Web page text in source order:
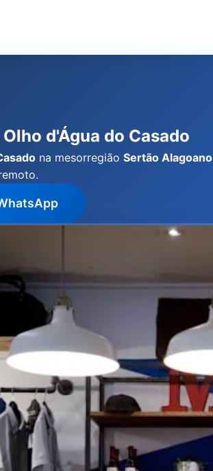
d'Água do Casado
na mesorregião Sertão Alagoano